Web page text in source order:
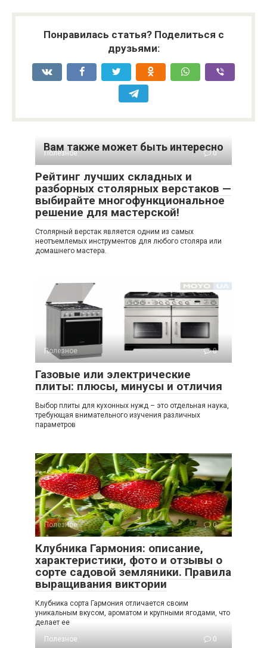
Понравилась статья? Поделиться с
друзьями:
Вам также может быть интересно
Полезное 0
Рейтинг лучших складных и
разборных столярных верстаков —
выбирайте многофункциональное
решение для мастерской!
Столярный верстак является одним из самых
неотъемлемых инструментов для любого столяра или
домашнего мастера.
Полезное 0
Газовые или электрические
плиты: плюсы, минусы и отличия
Выбор плиты для кухонных нужд – это отдельная наука,
требующая внимательного изучения различных
параметров
Полезное 0
Клубника Гармония: описание,
характеристики, фото и отзывы о
сорте садовой земляники. Правила
выращивания виктории
Клубника сорта Гармония отличается своим
уникальным вкусом, ароматом и крупными ягодами, что
делает ее
Полезное
0